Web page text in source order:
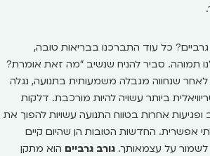
כל עוד התברכנו בבריאות טובה,
תמוהה. סביר להניח שנשיב "מה זאת אומרת?
שנחווה מגבלה משמעותית בתנועה, נגלה
ביותר עשויה להיות מורכבת. דלקות
ופגיעות אחרות בטווח התנועה עשויות להפוך את
אפשרית. החדשות הטובות הן שהיום קיים
על עצמאותך. גורב גרביים הוא מתקן